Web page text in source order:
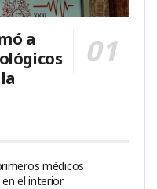
a
médicos
el interior